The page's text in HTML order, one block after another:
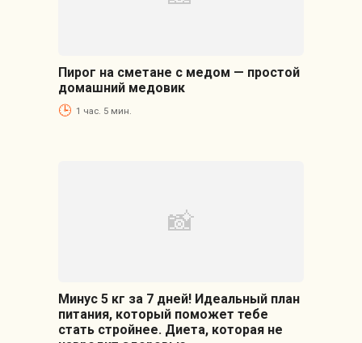
Пирог на сметане с медом — простой
домашний медовик
1 час. 5 мин.
Минус 5 кг за 7 дней! Идеальный план
питания, который поможет тебе
стать стройнее. Диета, которая не